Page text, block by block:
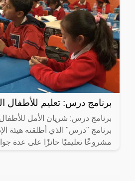
برنامج درس: تعليم للأطفال
برنامج درس: شريان الأمل للأطفال
مشروعًا تعليميًا حائزًا على عدة